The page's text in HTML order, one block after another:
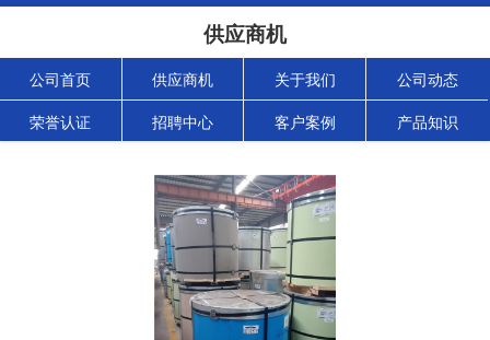
供应商机
公司首页 供应商机 关于我们 公司动态
荣誉认证 招聘中心 客户案例 产品知识